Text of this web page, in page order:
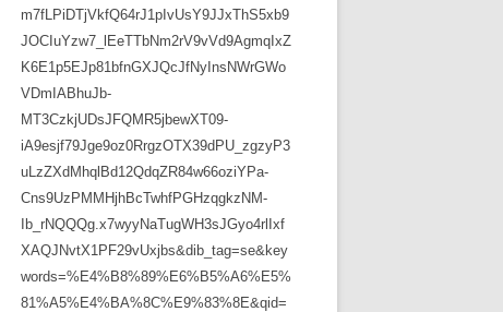
m7fLPiDTjVkfQ64rJ1pIvUsY9JJxThS5xb9
JOCIuYzw7_lEeTTbNm2rV9vVd9AgmqIxZ
K6E1p5EJp81bfnGXJQcJfNyInsNWrGWo
VDmIABhuJb-
MT3CzkjUDsJFQMR5jbewXT09-
iA9esjf79Jge9oz0RrgzOTX39dPU_zgzyP3
uLzZXdMhqlBd12QdqZR84w66oziYPa-
Cns9UzPMMHjhBcTwhfPGHzqgkzNM-
Ib_rNQQQg.x7wyyNaTugWH3sJGyo4rlIxf
XAQJNvtX1PF29vUxjbs&dib_tag=se&key
words=%E4%B8%89%E6%B5%A6%E5%
81%A5%E4%BA%8C%E9%83%8E&qid=